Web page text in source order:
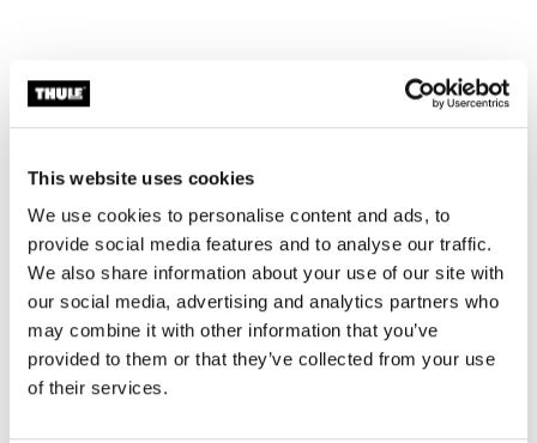
This website uses cookies
We use cookies to personalise content and ads, to
provide social media features and to analyse our traffic.
We also share information about your use of our site with
our social media, advertising and analytics partners who
may combine it with other information that you’ve
provided to them or that they’ve collected from your use
of their services.
Toggle features
所有功能
Toggle techspec
技術規格